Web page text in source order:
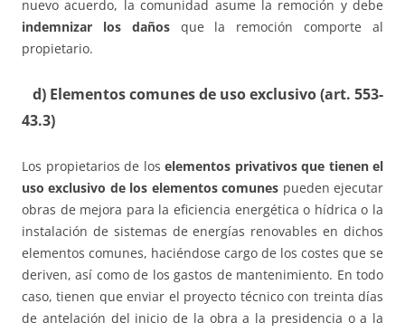
nuevo acuerdo, la comunidad asume la remoción y debe
indemnizar los dañosque la remoción comporte al
propietario.
d) Elementos comunes de uso exclusivo (art. 553-
43.3)
Los propietarios de los elementos privativos que tienen el
uso exclusivo de los elementos comunes pueden ejecutar
obras de mejora para la eficiencia energética o hídrica o la
instalación de sistemas de energías renovables en dichos
elementos comunes, haciéndose cargo de los costes que se
deriven, así como de los gastos de mantenimiento. En todo
caso, tienen que enviar el proyecto técnico con treinta días
de antelación del inicio de la obra a la presidencia o a la